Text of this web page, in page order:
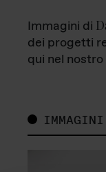
Immagini di
dei progetti
qui nel
IMMAGINI